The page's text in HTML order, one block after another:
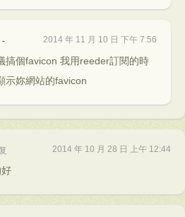
- 2014 年 11 月 10 日 下午 7:56
搞個favicon 我用reeder訂閱的時
示妳網站的favicon
2014 年 10 月 28 日 上午 12:44